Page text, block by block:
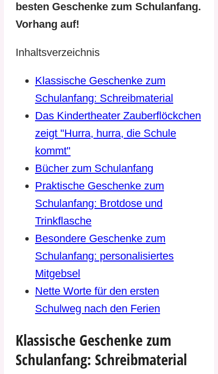
besten Geschenke zum Schulanfang.
Vorhang auf!
Inhaltsverzeichnis
Klassische Geschenke zum
Schulanfang: Schreibmaterial
Das Kindertheater Zauberflöckchen
zeigt "Hurra, hurra, die Schule
kommt"
Bücher zum Schulanfang
Praktische Geschenke zum
Schulanfang: Brotdose und
Trinkflasche
Besondere Geschenke zum
Schulanfang: personalisiertes
Mitgebsel
Nette Worte für den ersten
Schulweg nach den Ferien
Klassische Geschenke zum
Schulanfang: Schreibmaterial